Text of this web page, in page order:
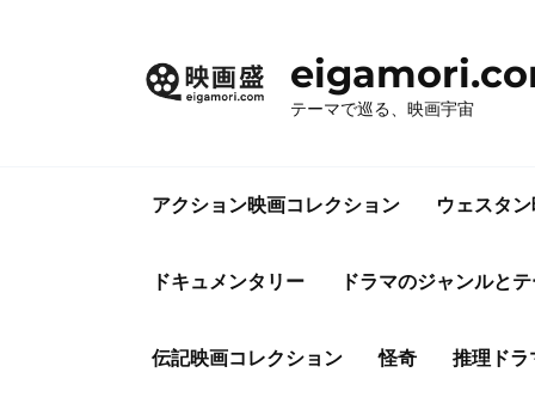
テーマで巡る、映画宇宙
アクション映画コレクション ウェスタ
ドキュメンタリー ドラマのジャンルと
伝記映画コレクション 怪奇 推理ドラ